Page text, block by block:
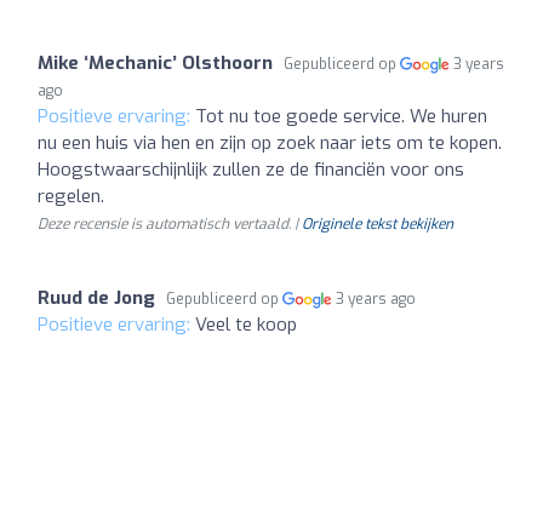
Mike ‘Mechanic’ Olsthoorn Gepubliceerd op
3 years
ago
Positieve ervaring: Tot nu toe goede service. We huren
nu een huis via hen en zijn op zoek naar iets om te kopen.
Hoogstwaarschijnlijk zullen ze de financiën voor ons
regelen.
Deze recensie is automatisch vertaald. |Originele tekst bekijken
Ruud de Jong Gepubliceerd op 3 years ago
Positieve ervaring: Veel te koop